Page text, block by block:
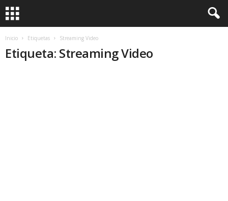
Inicio Etiquetas Streaming Video
Etiqueta: Streaming Video